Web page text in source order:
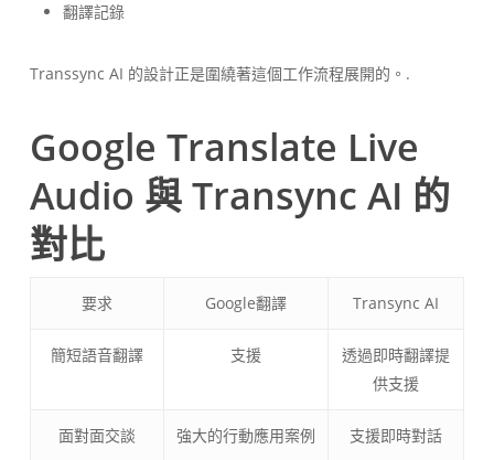
翻譯記錄
Transsync AI 的設計正是圍繞著這個工作流程展開的。.
Google Translate Live
Audio 與 Transync AI 的
對比
要求 Google翻譯 Transync AI
簡短語音翻譯 支援
透過即時翻譯提
供支援
面對面交談 強大的行動應用案例 支援即時對話